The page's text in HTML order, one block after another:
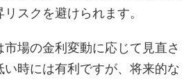
スクを避けられます。
場の金利変動に応じて見直さ
時には有利ですが、将来的な